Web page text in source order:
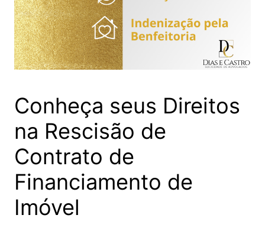
Conheça seus Direitos
na Rescisão de
Contrato de
Financiamento de
Imóvel